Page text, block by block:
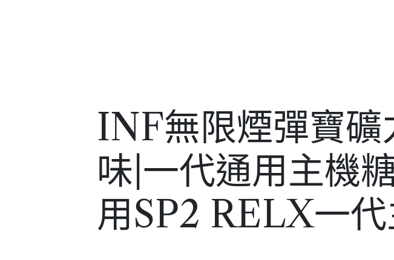
INF無限煙彈寶礦
味|一代通用主機
用SP2 RELX一